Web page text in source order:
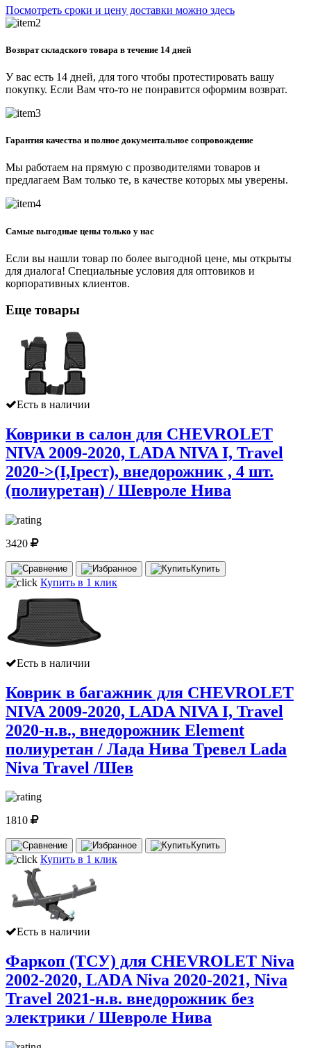
Посмотреть сроки и цену доставки можно здесь
Возврат складского товара в течение 14 дней
У вас есть 14 дней, для того чтобы протестировать вашу
покупку. Если Вам что-то не понравится оформим возврат.
Гарантия качества и полное документальное сопровождение
Мы работаем на прямую с прозводителями товаров и
предлагаем Вам только те, в качестве которых мы уверены.
Самые выгодные цены только у нас
Если вы нашли товар по более выгодной цене, мы открыты
для диалога! Специальные условия для оптовиков и
корпоративных клиентов.
Еще товары
Есть в наличии
Коврики в салон для CHEVROLET
NIVA 2009-2020, LADA NIVA I, Travel
2020-˃(I,Iрест), внедорожник , 4 шт.
(полиуретан) / Шевроле Нива
3420
Купить
Купить в 1 клик
Есть в наличии
Коврик в багажник для CHEVROLET
NIVA 2009-2020, LADA NIVA I, Travel
2020-н.в., внедорожник Element
полиуретан / Лада Нива Тревел Lada
Niva Travel /Шев
1810
Купить
Купить в 1 клик
Есть в наличии
Фаркоп (ТСУ) для CHEVROLET Niva
2002-2020, LADA Niva 2020-2021, Niva
Travel 2021-н.в. внедорожник без
электрики / Шевроле Нива